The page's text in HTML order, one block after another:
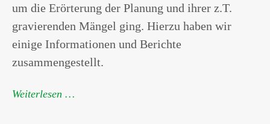
um die Erörterung der Planung und ihrer z.T.
gravierenden Mängel ging. Hierzu haben wir
einige Informationen und Berichte
zusammengestellt.
Weiterlesen …